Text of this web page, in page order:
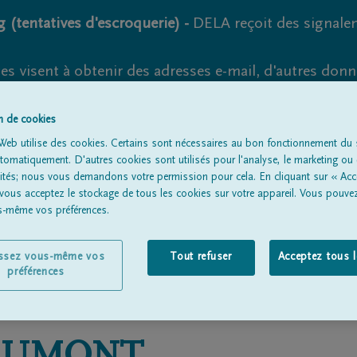
(tentatives d'escroquerie) - DELA reçoit des
visent à obtenir des adresses e-mail, d'autres
et vérifiez soigneusement l'expéditeur.
Cependant, les tentatives d'hameçonnage et de
Tous les avis de décès
de cookies
utilise des cookies. Certains sont nécessaires au bon fonctionnement du
D'autres cookies sont utilisés pour l'analyse, le marketing ou
nous vous demandons votre permission pour cela. En cliquant sur «
acceptez le stockage de tous les cookies sur votre appareil. Vous
même vos préférences.
Tout refuser Acceptez tous
vous-même vos
préférences